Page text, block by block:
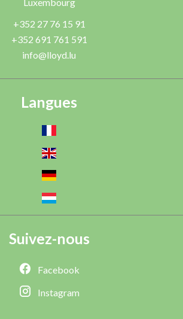
+352 27 76 15 91
+352 691 761 591
info@lloyd.lu
Langues
Suivez-nous
Facebook
Instagram